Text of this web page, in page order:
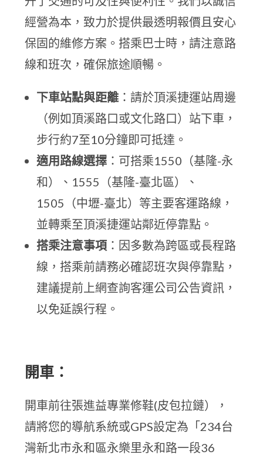
經營為本，致力於提供最透明報價且安心
保固的維修方案。搭乘巴士時，請注意路
線和班次，確保旅途順暢。
下車站點與距離 ：請於頂溪捷運站周邊
（例如頂溪路口或文化路口）站下車，
步行約7至10分鐘即可抵達。
適用路線選擇 ：可搭乘1550（基隆-永
和）、1555（基隆-臺北區）、
1505（中壢-臺北）等主要客運路線，
並轉乘至頂溪捷運站鄰近停靠點。
搭乘注意事項 ：因多數為跨區或長程路
線，搭乘前請務必確認班次與停靠點，
建議提前上網查詢客運公司公告資訊，
以免延誤行程。
開車：
開車前往張進益專業修鞋(皮包拉鏈），
請將您的導航系統或GPS設定為「234台
灣新北市永和區永樂里永和路一段36